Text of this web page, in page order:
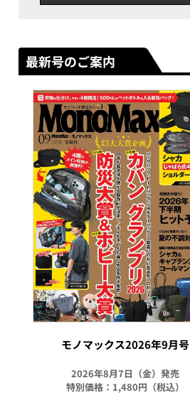
最新号のご案内
モノマックス2026年9月号
2026年8月7日（金）発売
特別価格：1,480円（税込）